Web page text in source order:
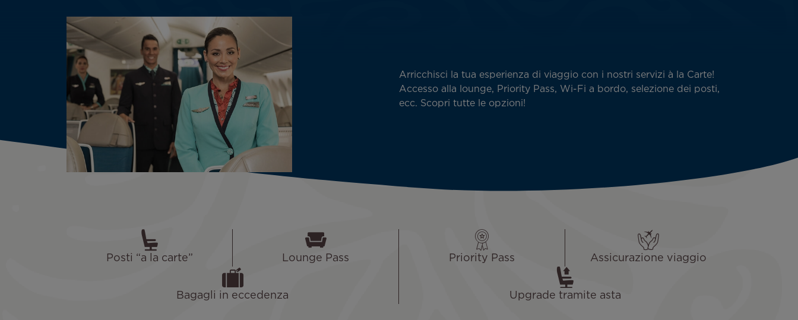
Arricchisci la tua esperienza di viaggio con i nostri servizi à la Carte!
Accesso alla lounge, Priority Pass, Wi-Fi a bordo, selezione dei posti,
ecc. Scopri tutte le opzioni!
Posti “a la carte” Lounge Pass Priority Pass Assicurazione viaggio
Bagagli in eccedenza Upgrade tramite asta